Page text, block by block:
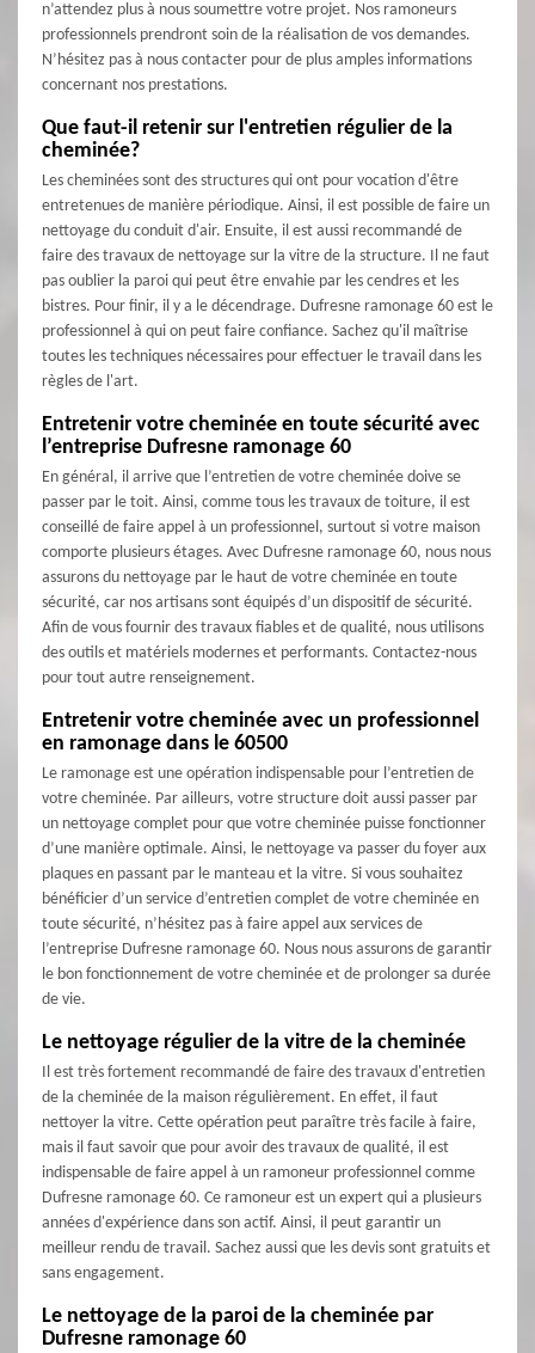
n’attendez plus à nous soumettre votre projet. Nos ramoneurs
professionnels prendront soin de la réalisation de vos demandes.
N’hésitez pas à nous contacter pour de plus amples informations
concernant nos prestations.
Que faut-il retenir sur l'entretien régulier de la
cheminée?
Les cheminées sont des structures qui ont pour vocation d'être
entretenues de manière périodique. Ainsi, il est possible de faire un
nettoyage du conduit d'air. Ensuite, il est aussi recommandé de
faire des travaux de nettoyage sur la vitre de la structure. Il ne faut
pas oublier la paroi qui peut être envahie par les cendres et les
bistres. Pour finir, il y a le décendrage. Dufresne ramonage 60 est le
professionnel à qui on peut faire confiance. Sachez qu'il maîtrise
toutes les techniques nécessaires pour effectuer le travail dans les
règles de l'art.
Entretenir votre cheminée en toute sécurité avec
l’entreprise Dufresne ramonage 60
En général, il arrive que l’entretien de votre cheminée doive se
passer par le toit. Ainsi, comme tous les travaux de toiture, il est
conseillé de faire appel à un professionnel, surtout si votre maison
comporte plusieurs étages. Avec Dufresne ramonage 60, nous nous
assurons du nettoyage par le haut de votre cheminée en toute
sécurité, car nos artisans sont équipés d’un dispositif de sécurité.
Afin de vous fournir des travaux fiables et de qualité, nous utilisons
des outils et matériels modernes et performants. Contactez-nous
pour tout autre renseignement.
Entretenir votre cheminée avec un professionnel
en ramonage dans le 60500
Le ramonage est une opération indispensable pour l’entretien de
votre cheminée. Par ailleurs, votre structure doit aussi passer par
un nettoyage complet pour que votre cheminée puisse fonctionner
d’une manière optimale. Ainsi, le nettoyage va passer du foyer aux
plaques en passant par le manteau et la vitre. Si vous souhaitez
bénéficier d’un service d’entretien complet de votre cheminée en
toute sécurité, n’hésitez pas à faire appel aux services de
l’entreprise Dufresne ramonage 60. Nous nous assurons de garantir
le bon fonctionnement de votre cheminée et de prolonger sa durée
de vie.
Le nettoyage régulier de la vitre de la cheminée
Il est très fortement recommandé de faire des travaux d'entretien
de la cheminée de la maison régulièrement. En effet, il faut
nettoyer la vitre. Cette opération peut paraître très facile à faire,
mais il faut savoir que pour avoir des travaux de qualité, il est
indispensable de faire appel à un ramoneur professionnel comme
Dufresne ramonage 60. Ce ramoneur est un expert qui a plusieurs
années d'expérience dans son actif. Ainsi, il peut garantir un
meilleur rendu de travail. Sachez aussi que les devis sont gratuits et
sans engagement.
Le nettoyage de la paroi de la cheminée par
Dufresne ramonage 60